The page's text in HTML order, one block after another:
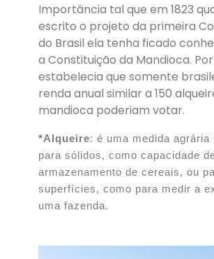
Importância tal que em 1823
escrito o projeto da primeira
do Brasil ela tenha ficado
a Constituição da Mandioca.
estabelecia que somente
renda anual similar a 150
mandioca poderiam votar.
*Alqueire: é uma medida agrária
para sólidos, como capacidade
armazenamento de cereais, ou
superfícies, como para medir a
uma fazenda.